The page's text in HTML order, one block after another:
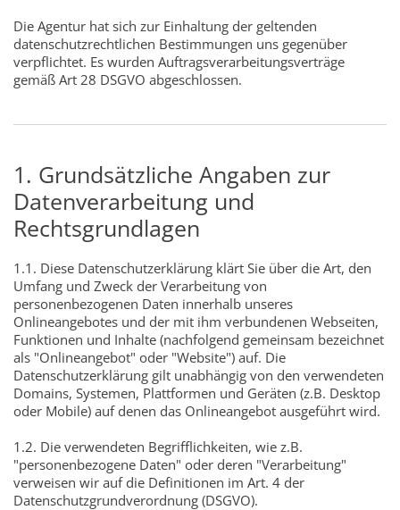
Die Agentur hat sich zur Einhaltung der geltenden
datenschutzrechtlichen Bestimmungen uns gegenüber
verpflichtet. Es wurden Auftragsverarbeitungsverträge
gemäß Art 28 DSGVO abgeschlossen.
1. Grundsätzliche Angaben zur
Datenverarbeitung und
Rechtsgrundlagen
1.1. Diese Datenschutzerklärung klärt Sie über die Art, den
Umfang und Zweck der Verarbeitung von
personenbezogenen Daten innerhalb unseres
Onlineangebotes und der mit ihm verbundenen Webseiten,
Funktionen und Inhalte (nachfolgend gemeinsam bezeichnet
als "Onlineangebot" oder "Website") auf. Die
Datenschutzerklärung gilt unabhängig von den verwendeten
Domains, Systemen, Plattformen und Geräten (z.B. Desktop
oder Mobile) auf denen das Onlineangebot ausgeführt wird.
1.2. Die verwendeten Begrifflichkeiten, wie z.B.
"personenbezogene Daten" oder deren "Verarbeitung"
verweisen wir auf die Definitionen im Art. 4 der
Datenschutzgrundverordnung (DSGVO).